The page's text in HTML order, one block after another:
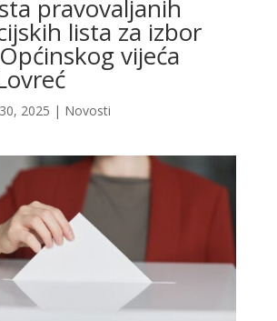
pravovaljanih
lista za izbor
vijeća
2025 | Novosti